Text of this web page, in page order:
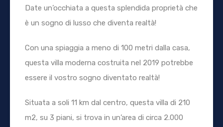
Date un’occhiata a questa splendida proprietà che
è un sogno di lusso che diventa realtà!
Con una spiaggia a meno di 100 metri dalla casa,
questa villa moderna costruita nel 2019 potrebbe
essere il vostro sogno diventato realtà!
Situata a soli 11 km dal centro, questa villa di 210
m2, su 3 piani, si trova in un’area di circa 2.000